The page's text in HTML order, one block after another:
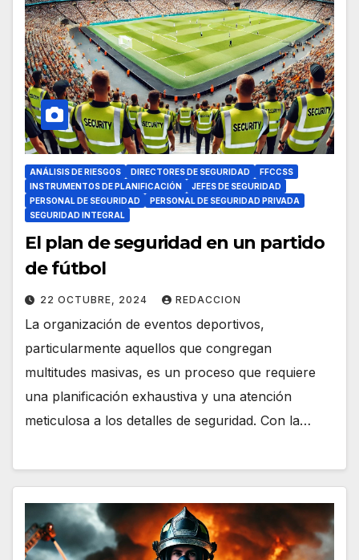
ANÁLISIS DE RIESGOS DIRECTORES DE SEGURIDAD
FFCCSS
INSTRUMENTOS DE PLANIFICACIÓN
JEFES DE SEGURIDAD
PERSONAL DE SEGURIDAD
PERSONAL DE SEGURIDAD PRIVADA
SEGURIDAD INTEGRAL
El plan de seguridad en un partido
de fútbol
22 OCTUBRE, 2024 REDACCION
La organización de eventos deportivos,
particularmente aquellos que congregan
multitudes masivas, es un proceso que requiere
una planificación exhaustiva y una atención
meticulosa a los detalles de seguridad. Con la…